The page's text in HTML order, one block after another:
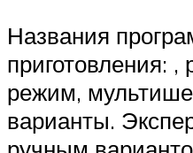
Названия
приготовления: ,
режим,
варианты.